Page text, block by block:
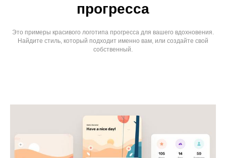
прогресса
Это примеры красивого логотипа прогресса для вашего вдохновения.
Найдите стиль, который подходит именно вам, или создайте свой
собственный.